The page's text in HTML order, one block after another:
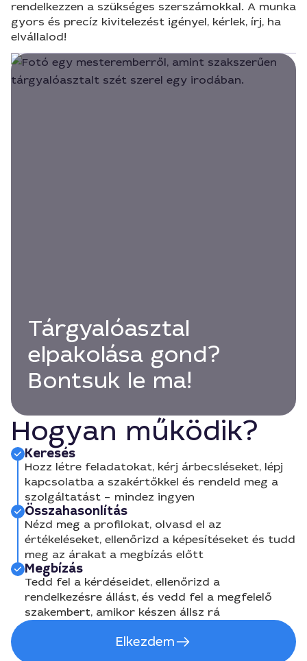
rendelkezzen a szükséges szerszámokkal. A munka
gyors és precíz kivitelezést igényel, kérlek, írj, ha
elvállalod!
Tárgyalóasztal
elpakolása gond?
Bontsuk le ma!
Hogyan működik?
Keresés
Hozz létre feladatokat, kérj árbecsléseket, lépj
kapcsolatba a szakértőkkel és rendeld meg a
szolgáltatást – mindez ingyen
Összahasonlítás
Nézd meg a profilokat, olvasd el az
értékeléseket, ellenőrizd a képesítéseket és tudd
meg az árakat a megbízás előtt
Megbízás
Tedd fel a kérdéseidet, ellenőrizd a
rendelkezésre állást, és vedd fel a megfelelő
szakembert, amikor készen állsz rá
Elkezdem